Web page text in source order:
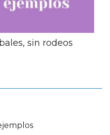
sin rodeos